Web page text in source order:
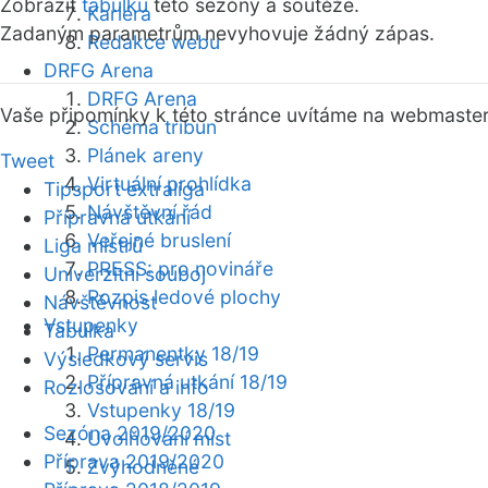
Kariéra
Redakce webu
DRFG Arena
DRFG Arena
Schéma tribun
Plánek areny
Virtuální prohlídka
Návštěvní řád
Veřejné bruslení
PRESS: pro novináře
Rozpis ledové plochy
Vstupenky
Permanentky 18/19
Přípravná utkání 18/19
Vstupenky 18/19
Uvolňování míst
Zvýhodněné
Zobrazit tabulku této sezóny a soutěže.
Zadaným parametrům nevyhovuje žádný zápas.
Vaše připomínky k této stránce uvítáme na webmaster
Tweet
Tipsport extraliga
Přípravná utkání
Liga mistrů
Univerzitní souboj
Návštěvnost
Tabulka
Výsledkový servis
Rozlosování a info
Sezóna 2019/2020
Příprava 2019/2020